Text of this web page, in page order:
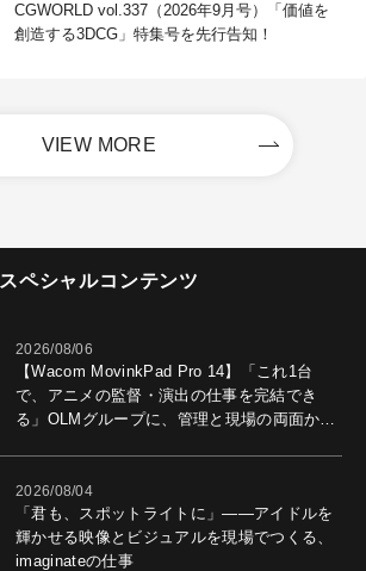
CGWORLD vol.337（2026年9月号）「価値を
創造する3DCG」特集号を先行告知！
VIEW MORE
スペシャルコンテンツ
2026/08/06
【Wacom MovinkPad Pro 14】「これ1台
で、アニメの監督・演出の仕事を完結でき
る」OLMグループに、管理と現場の両面から
2026/08/04
「君も、スポットライトに」――アイドルを
輝かせる映像とビジュアルを現場でつくる、
imaginateの仕事